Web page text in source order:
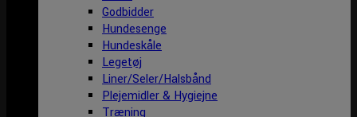
Godbidder
Hundesenge
Hundeskåle
Legetøj
Liner/Seler/Halsbånd
Plejemidler & Hygiejne
Træning